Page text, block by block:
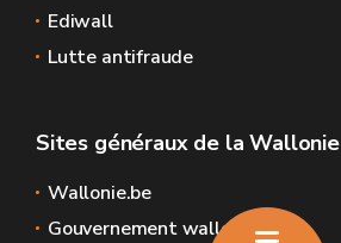
Ediwall
Lutte antifraude
Sites généraux de la Wallonie
Wallonie.be
Gouvernement wallon